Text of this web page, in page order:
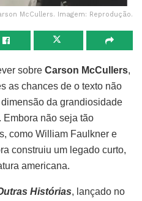
McCullers. Imagem: Reprodução.
sobreCarson McCullers,
as chances de o texto não
da grandiosidade
Embora não seja tão
como William Faulkner e
construiu um legado curto,
americana.
Histórias, lançado no